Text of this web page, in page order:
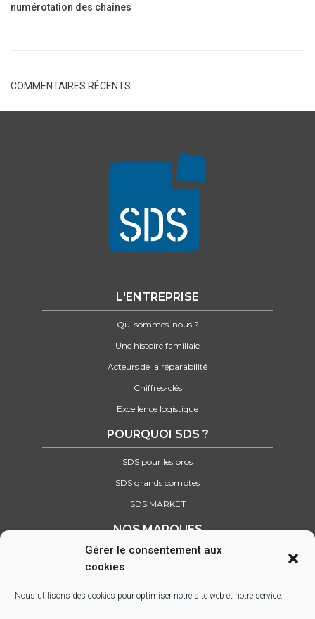
Gérer le consentement aux
cookies
Nous utilisons des cookies pour optimiser notre site web et notre service.
numérotation des chaînes
COMMENTAIRES RÉCENTS
L'ENTREPRISE
Qui sommes-nous ?
Une histoire familiale
Acteurs de la réparabilité
Chiffres-clés
Excellence logistique
POURQUOI SDS ?
SDS pour les pros
SDS grands comptes
SDS MARKET
NOS MARQUES
Retrouvez tous nos partenaires